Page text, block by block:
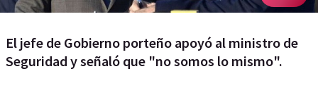
El jefe de Gobierno porteño apoyó al ministro de
Seguridad y señaló que "no somos lo mismo".